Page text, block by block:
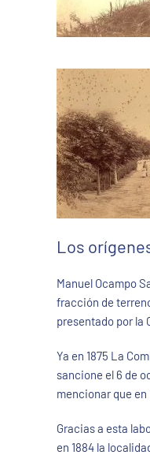
Los
Manuel Ocampo
fracción de
presentado por la
Ya en 1875 La
sancione el 6 de
mencionar que
Gracias a esta
en 1884 la